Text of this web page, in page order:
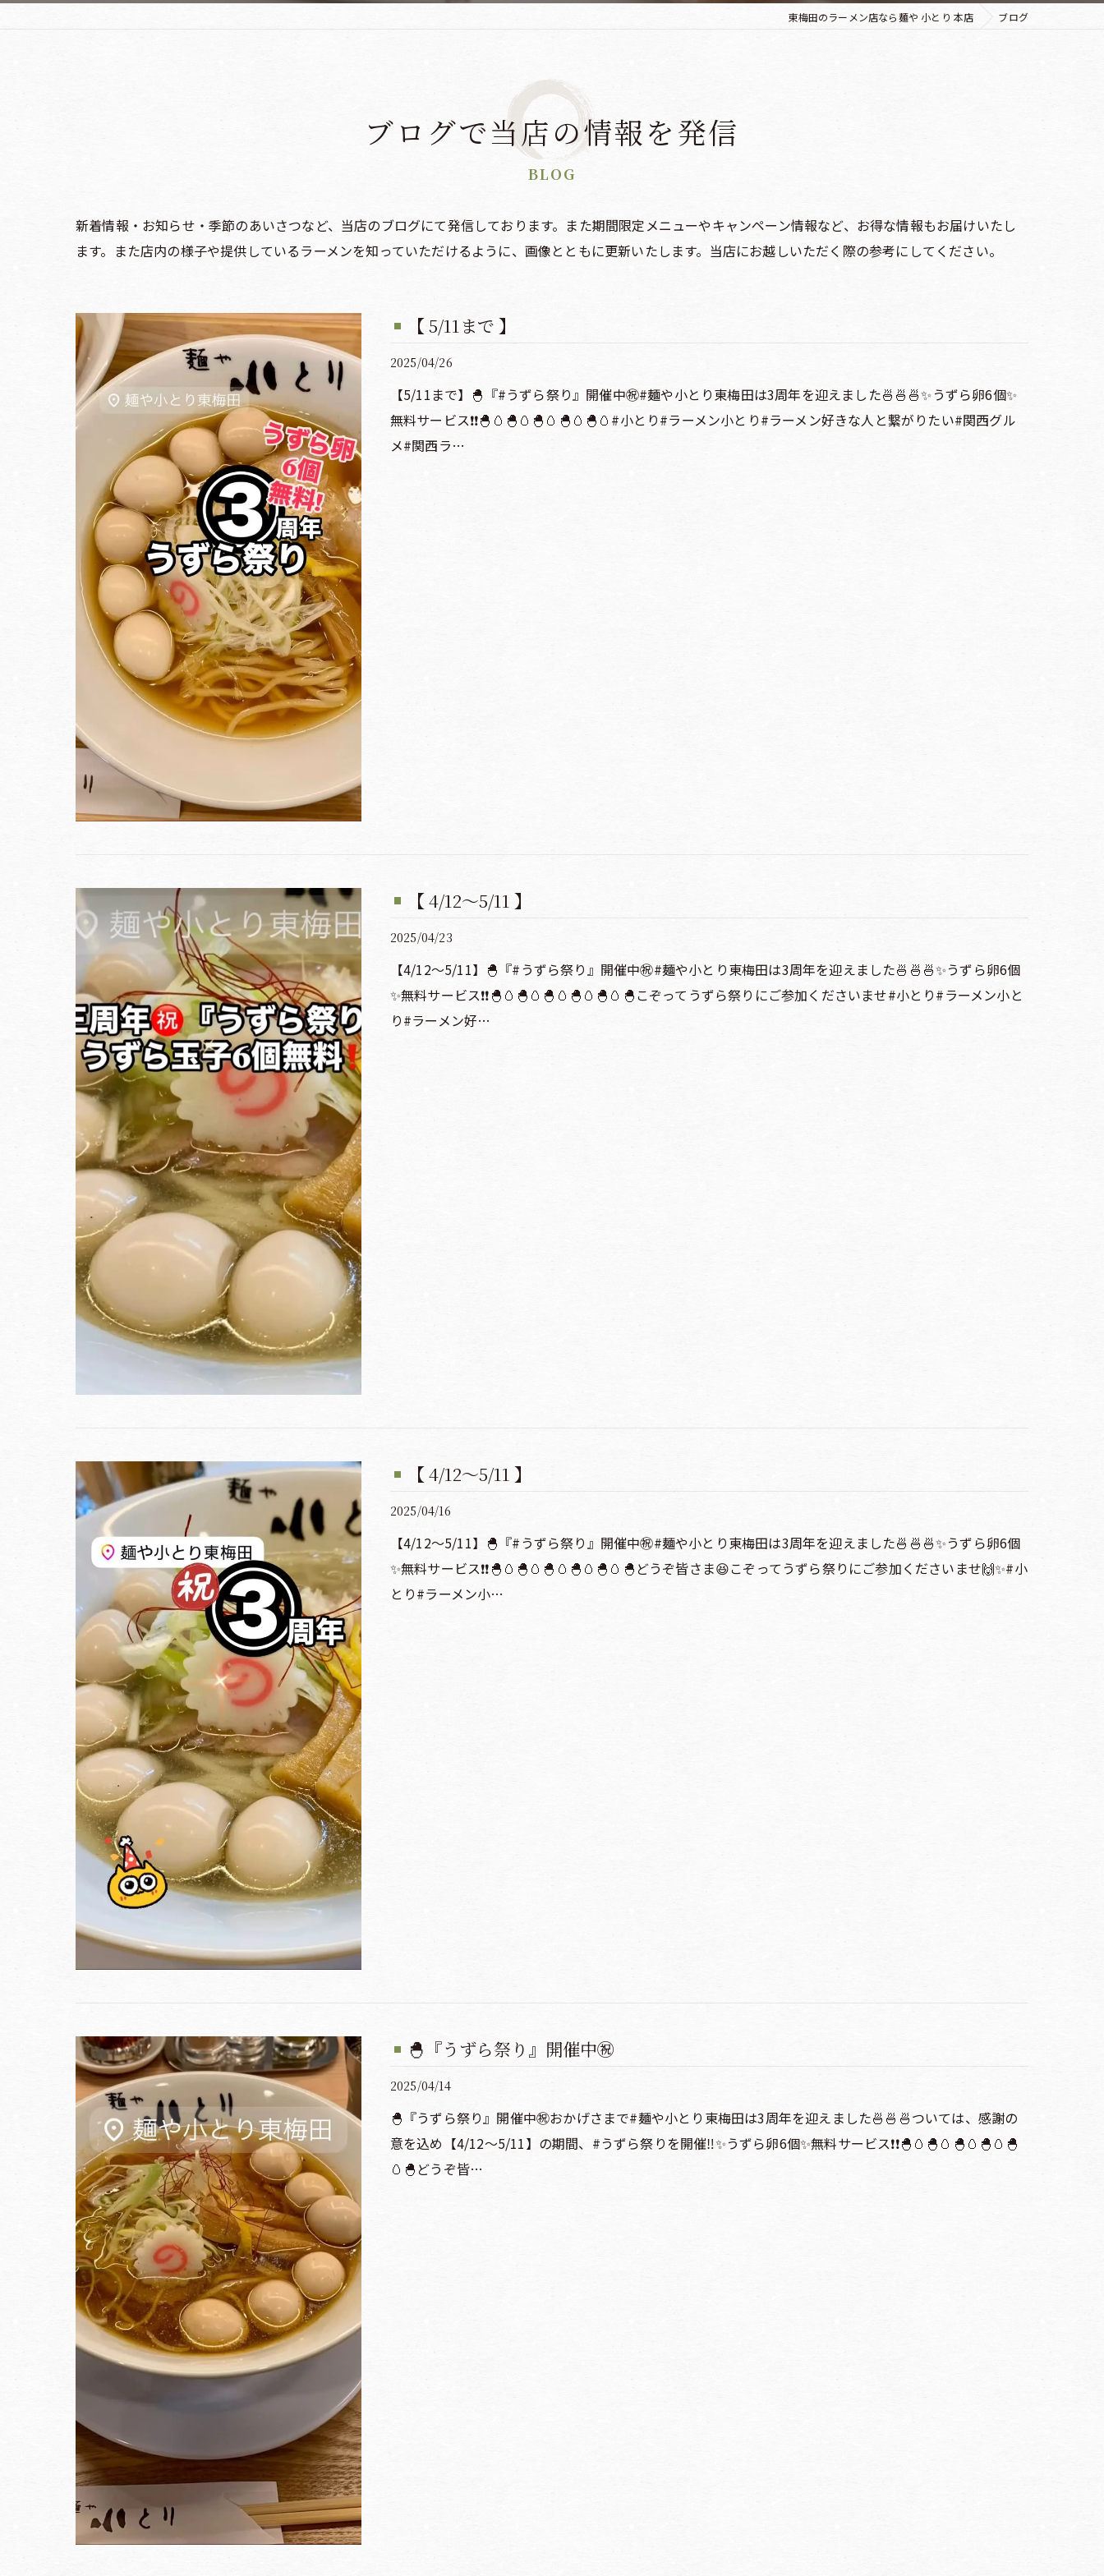
東梅田のラーメン店なら麺や 小とり 本店 ブログ
ブログで当店の情報を発信
BLOG
新着情報・お知らせ・季節のあいさつなど、当店のブログにて発信しております。また期間限定メニューやキャンペーン情報など、お得な情報もお届けいたし
ます。また店内の様子や提供しているラーメンを知っていただけるように、画像とともに更新いたします。当店にお越しいただく際の参考にしてください。
【 5/11まで 】
2025/04/26
【5/11まで】🐣『#うずら祭り』開催中㊗️#麺や小とり東梅田は3周年を迎えました🍜🍜🍜✨うずら卵6個✨
無料サービス❗️❗️🐣🥚🐣🥚🐣🥚🐣🥚🐣🥚#小とり#ラーメン小とり#ラーメン好きな人と繋がりたい#関西グル
メ#関西ラ…
【 4/12〜5/11 】
2025/04/23
【4/12〜5/11】🐣『#うずら祭り』開催中㊗️#麺や小とり東梅田は3周年を迎えました🍜🍜🍜✨うずら卵6個
✨無料サービス❗️❗️🐣🥚🐣🥚🐣🥚🐣🥚🐣🥚🐣こぞってうずら祭りにご参加くださいませ#小とり#ラーメン小と
り#ラーメン好…
【 4/12〜5/11 】
2025/04/16
【4/12〜5/11】🐣『#うずら祭り』開催中㊗️#麺や小とり東梅田は3周年を迎えました🍜🍜🍜✨うずら卵6個
✨無料サービス❗️❗️🐣🥚🐣🥚🐣🥚🐣🥚🐣🥚🐣どうぞ皆さま😆こぞってうずら祭りにご参加くださいませ🙌✨#小
とり#ラーメン小…
🐣『うずら祭り』開催中㊗️
2025/04/14
🐣『うずら祭り』開催中㊗️おかげさまで#麺や小とり東梅田は3周年を迎えました🍜🍜🍜ついては、感謝の
意を込め【4/12〜5/11】の期間、#うずら祭りを開催‼️✨うずら卵6個✨無料サービス❗️❗️🐣🥚🐣🥚🐣🥚🐣🥚🐣
🥚🐣どうぞ皆…